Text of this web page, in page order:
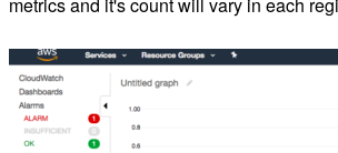
metrics and it's count will vary in each